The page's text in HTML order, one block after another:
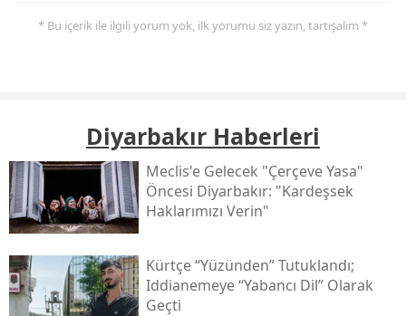
* Bu içerik ile ilgili yorum yok, ilk yorumu siz yazın, tartışalım *
Diyarbakır Haberleri
Meclis'e Gelecek "çerçeve Yasa"
Öncesi Diyarbakır: "kardeşsek
Haklarımızı Verin"
Kürtçe “yüzünden” Tutuklandı;
Iddianemeye “yabancı Dil” Olarak
Geçti